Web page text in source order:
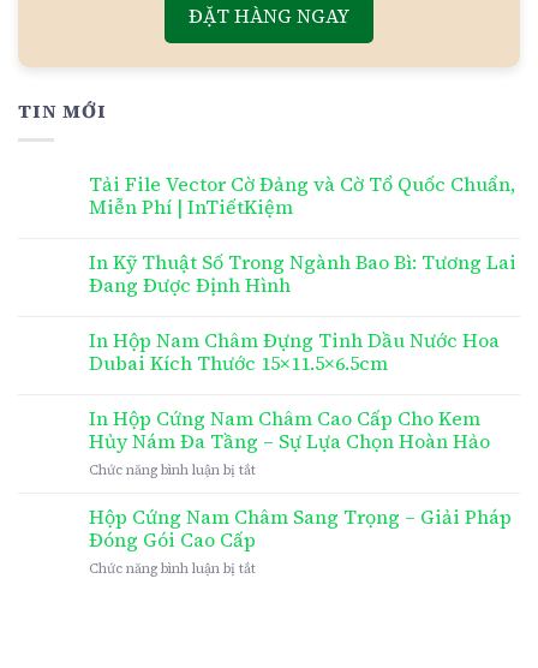
ĐẶT HÀNG NGAY
TIN MỚI
Tải File Vector Cờ Đảng và Cờ Tổ Quốc Chuẩn,
Miễn Phí | InTiếtKiệm
In Kỹ Thuật Số Trong Ngành Bao Bì: Tương Lai
Đang Được Định Hình
In Hộp Nam Châm Đựng Tinh Dầu Nước Hoa
Dubai Kích Thước 15×11.5×6.5cm
In Hộp Cứng Nam Châm Cao Cấp Cho Kem
Hủy Nám Đa Tầng – Sự Lựa Chọn Hoàn Hảo
Chức năng bình luận bị tắtở
Hộp
Cứng
Châm
Hộp Cứng Nam Châm Sang Trọng – Giải Pháp
Đóng Gói Cao Cấp
Chức năng bình luận bị tắtở